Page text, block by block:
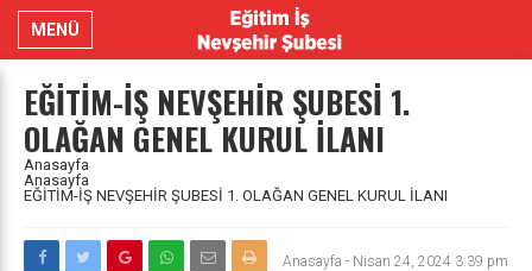
MENÜ
EĞİTİM-İŞ NEVŞEHİR ŞUBESİ 1.
OLAĞAN GENEL KURUL İLANI
Anasayfa
Anasayfa
EĞİTİM-İŞ NEVŞEHİR ŞUBESİ 1. OLAĞAN GENEL KURUL İLANI
Anasayfa - Nisan 24, 2024 3:39 pm